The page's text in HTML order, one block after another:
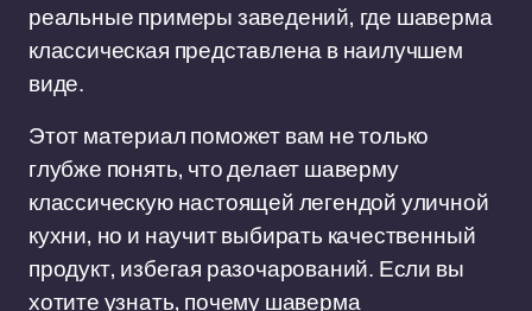
реальные примеры заведений, где шаверма
классическая представлена в наилучшем
виде.
Этот материал поможет вам не только
глубже понять, что делает шаверму
классическую настоящей легендой уличной
кухни, но и научит выбирать качественный
продукт, избегая разочарований. Если вы
хотите узнать, почему шаверма